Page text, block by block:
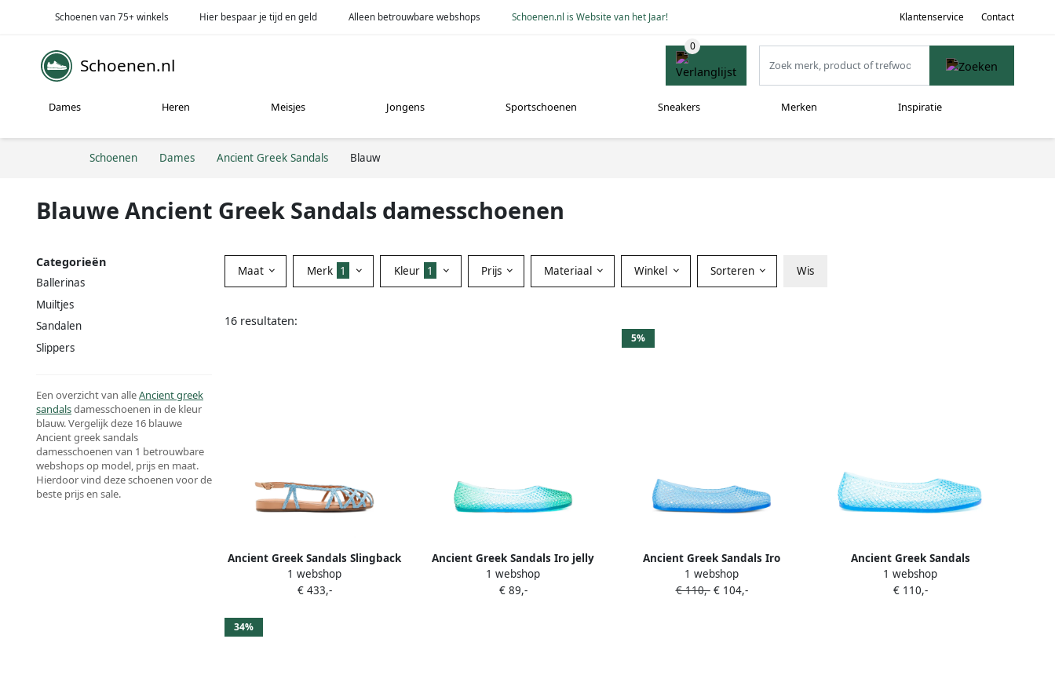
Schoenen van 75+ winkels Hier bespaar je tijd en geld Alleen betrouwbare webshops Schoenen.nl is Website van het Jaar! Klantenservice Contact
Schoenen.nl
Dames Heren Meisjes Jongens Sportschoenen Sneakers Merken Inspiratie
Schoenen Dames Ancient Greek Sandals Blauw
Blauwe Ancient Greek Sandals damesschoenen
Categorieën
Ballerinas
Muiltjes
Sandalen
Slippers
Een overzicht van alleAncient greek
sandalsdamesschoenen in de kleur
blauw. Vergelijk deze 16 blauwe
Ancient greek sandals
damesschoenen van 1 betrouwbare
webshops op model, prijs en maat.
Hierdoor vind deze schoenen voor de
beste prijs en sale.
Maat Merk 1 Kleur 1 Prijs Materiaal Winkel Sorteren Wis
16 resultaten:
Ancient Greek Sandals Slingback
sandalen met gevlochten bandje
Blauw
1 webshop
€ 433,-
Ancient Greek Sandals Iro jelly
ballerina's Blauw
1 webshop
€ 89,-
5%
Ancient Greek Sandals Iro
ballerina's Blauw
1 webshop
€ 110,-€ 104,-
Ancient Greek Sandals
Doorzichtige teenslippers Blauw
1 webshop
€ 110,-
34%